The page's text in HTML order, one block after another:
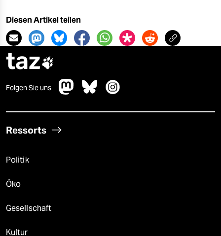
Diesen Artikel teilen
taz
Folgen Sie uns
Ressorts
Politik
Öko
Gesellschaft
Kultur